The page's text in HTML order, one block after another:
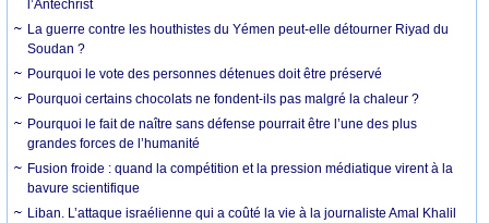
l’Antéchrist
La guerre contre les houthistes du Yémen peut-elle détourner Riyad du
Soudan ?
Pourquoi le vote des personnes détenues doit être préservé
Pourquoi certains chocolats ne fondent-ils pas malgré la chaleur ?
Pourquoi le fait de naître sans défense pourrait être l’une des plus
grandes forces de l’humanité
Fusion froide : quand la compétition et la pression médiatique virent à la
bavure scientifique
Liban. L’attaque israélienne qui a coûté la vie à la journaliste Amal Khalil